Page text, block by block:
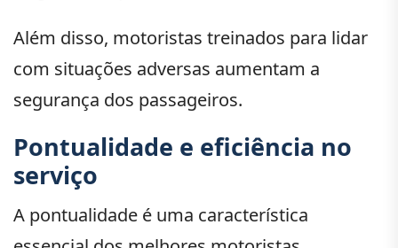
Além disso, motoristas treinados para lidar
com situações adversas aumentam a
segurança dos passageiros.
Pontualidade e eficiência no
serviço
A pontualidade é uma característica